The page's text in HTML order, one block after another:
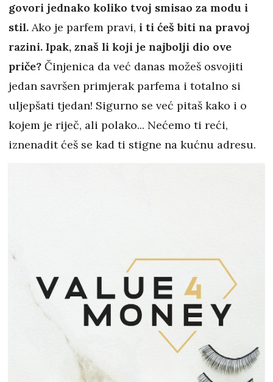
govori jednako koliko tvoj smisao za modu i
stil. Ako je parfem pravi, i ti ćeš biti na pravoj
razini. Ipak, znaš li koji je najbolji dio ove
priče? Činjenica da već danas možeš osvojiti
jedan savršen primjerak parfema i totalno si
uljepšati tjedan! Sigurno se već pitaš kako i o
kojem je riječ, ali polako... Nećemo ti reći,
iznenadit ćeš se kad ti stigne na kućnu adresu.